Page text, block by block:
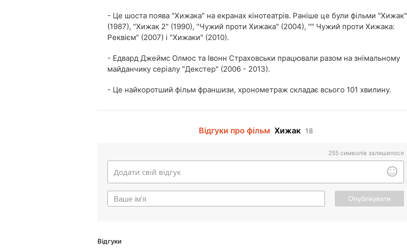
- Це шоста поява "Хижака" на екранах кінотеатрів. Раніше це були фільми "Хижак"
(1987), "Хижак 2" (1990), "Чужий проти Хижака" (2004), "" Чужий проти Хижака:
Реквієм" (2007) і "Хижаки" (2010).
- Едвард Джеймс Олмос та Івонн Страховськи працювали разом на знімальному
майданчику серіалу "Декстер" (2006 - 2013).
- Це найкоротший фільм франшизи, хронометраж складає всього 101 хвилину.
Відгуки про фільм Хижак 18
255 символів залишилося
Опублікувати
Відгуки